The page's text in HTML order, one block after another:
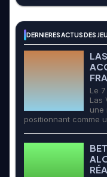
DERNIERES ACTUS DES
Le
Las
une
positionnant comme